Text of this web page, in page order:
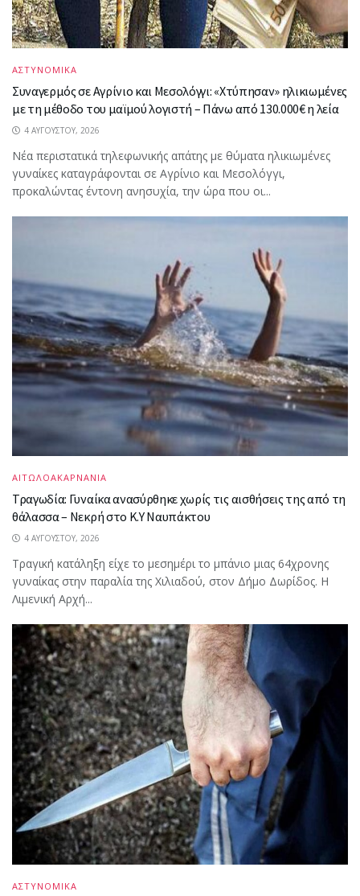
ΑΣΤΥΝΟΜΙΚΑ
Συναγερμός σε Αγρίνιο και Μεσολόγγι: «Χτύπησαν» ηλικιωμένες
με τη μέθοδο του μαϊμού λογιστή – Πάνω από 130.000€ η λεία
4 ΑΥΓΟΎΣΤΟΥ, 2026
Νέα περιστατικά τηλεφωνικής απάτης με θύματα ηλικιωμένες
γυναίκες καταγράφονται σε Αγρίνιο και Μεσολόγγι,
προκαλώντας έντονη ανησυχία, την ώρα που οι...
ΑΙΤΩΛΟΑΚΑΡΝΑΝΙΑ
Τραγωδία: Γυναίκα ανασύρθηκε χωρίς τις αισθήσεις της από τη
θάλασσα – Νεκρή στο Κ.Υ Ναυπάκτου
4 ΑΥΓΟΎΣΤΟΥ, 2026
Τραγική κατάληξη είχε το μεσημέρι το μπάνιο μιας 64χρονης
γυναίκας στην παραλία της Χιλιαδού, στον Δήμο Δωρίδος. Η
Λιμενική Αρχή...
ΑΣΤΥΝΟΜΙΚΑ